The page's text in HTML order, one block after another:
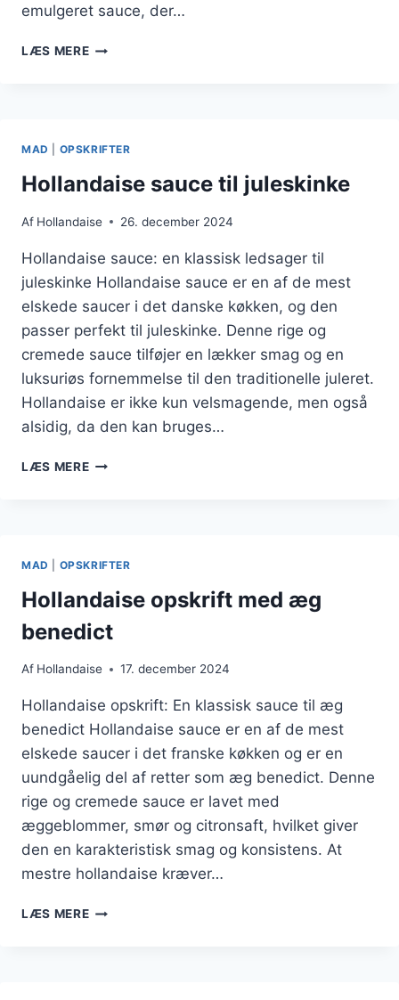
emulgeret sauce, der…
LÆS MEREHOLLANDAISE
MAD OPSKRIFTER
Hollandaise sauce til juleskinke
Af Hollandaise 26. december 2024
Hollandaise sauce: en klassisk ledsager til
juleskinke Hollandaise sauce er en af de mest
elskede saucer i det danske køkken, og den
passer perfekt til juleskinke. Denne rige og
cremede sauce tilføjer en lækker smag og en
luksuriøs fornemmelse til den traditionelle juleret.
Hollandaise er ikke kun velsmagende, men også
alsidig, da den kan bruges…
LÆS MEREHOLLANDAISE
MAD OPSKRIFTER
Hollandaise opskrift med æg
benedict
Af Hollandaise 17. december 2024
Hollandaise opskrift: En klassisk sauce til æg
benedict Hollandaise sauce er en af de mest
elskede saucer i det franske køkken og er en
uundgåelig del af retter som æg benedict. Denne
rige og cremede sauce er lavet med
æggeblommer, smør og citronsaft, hvilket giver
den en karakteristisk smag og konsistens. At
mestre hollandaise kræver…
LÆS MEREHOLLANDAISE